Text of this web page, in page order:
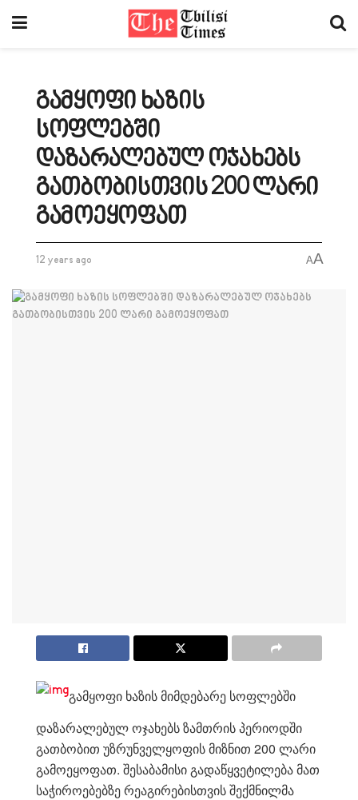
გამყოფი ხაზის
სოფლებში
დაზარალებულ ოჯახებს
გათბობისთვის 200 ლარი
გამოეყოფათ
12 years ago AA
გამყოფი ხაზის მიმდებარე სოფლებში
დაზარალებულ ოჯახებს ზამთრის პერიოდში
გათბობით უზრუნველყოფის მიზნით 200 ლარი
გამოეყოფათ. შესაბამისი გადაწყვეტილება მათ
საჭიროებებზე რეაგირებისთვის შექმნილმა